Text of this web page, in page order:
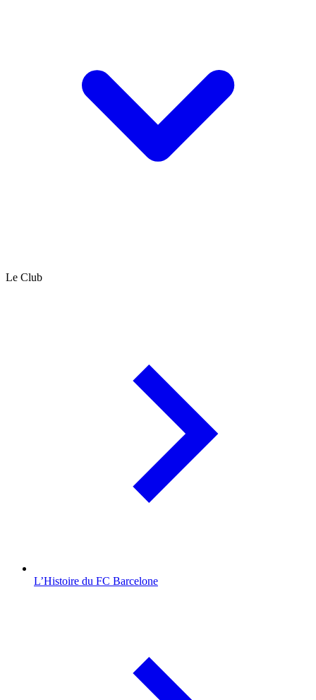
Le Club
L’Histoire du FC Barcelone